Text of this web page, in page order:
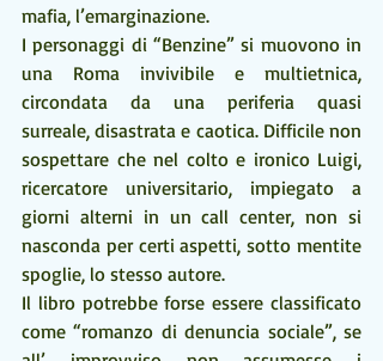
mafia, l’emarginazione.
I personaggi di “Benzine” si muovono in
una Roma invivibile e multietnica,
circondata da una periferia quasi
surreale, disastrata e caotica. Difficile non
sospettare che nel colto e ironico Luigi,
ricercatore universitario, impiegato a
giorni alterni in un call center, non si
nasconda per certi aspetti, sotto mentite
spoglie, lo stesso autore.
Il libro potrebbe forse essere classificato
come “romanzo di denuncia sociale”, se